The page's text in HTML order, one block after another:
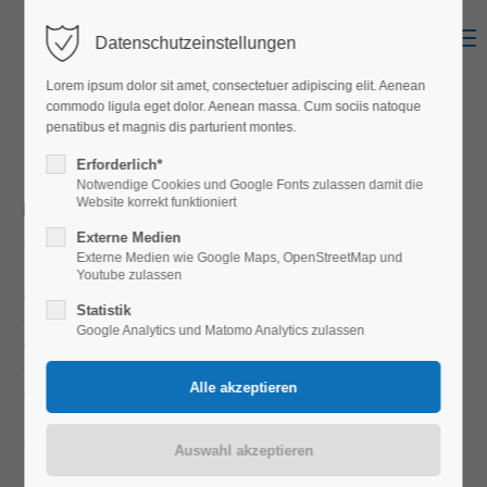
Login
Benutzername
Passwort
Anmelden
Register|Lost your password?
Support
KONDUMINIUM
PROJEKT DETAILS
Planung
Projektierung
Datenschutzeinstellungen
Lorem ipsum dolor sit amet, consectetuer adipiscing elit. Aenean
commodo ligula eget dolor. Aenean massa. Cum sociis natoque
penatibus et magnis dis parturient montes.
Erforderlich*
Notwendige Cookies und Google Fonts zulassen damit die
Website korrekt funktioniert
Externe Medien
Externe Medien wie Google Maps, OpenStreetMap und
Youtube zulassen
Statistik
Google Analytics und Matomo Analytics zulassen